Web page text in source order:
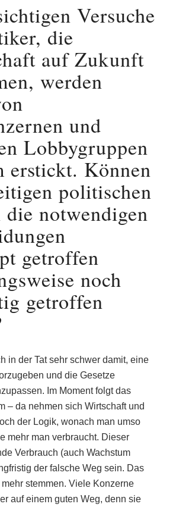
Versuche
die
auf Zukunft
werden
und
Lobbygruppen
erstickt. Können
politischen
die notwendigen
getroffen
noch
getroffen
in der Tat sehr schwer damit, eine
und die Gesetze
Im Moment folgt das
– da nehmen sich Wirtschaft und
der Logik, wonach man umso
mehr man verbraucht. Dieser
Verbrauch (auch Wachstum
der falsche Weg sein. Das
stemmen. Viele Konzerne
auf einem guten Weg, denn sie